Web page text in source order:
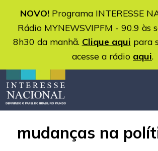
NOVO!Programa INTERESSE
Rádio MYNEWSVIPFM - 90.9 às
8h30 da manhã. Clique aqui para
acesse a rádio aqui.
mudanças na